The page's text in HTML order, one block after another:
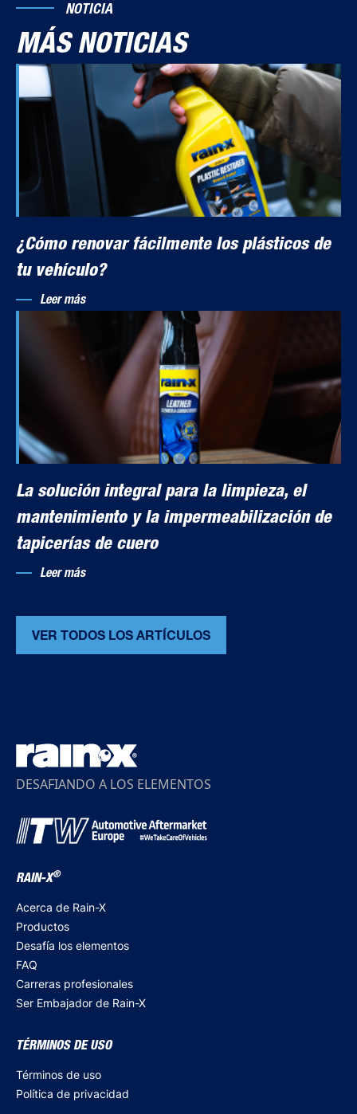
NOTICIA
MÁS NOTICIAS
¿Cómo renovar fácilmente los plásticos de
tu vehículo?
Leer más
La solución integral para la limpieza, el
mantenimiento y la impermeabilización de
tapicerías de cuero
Leer más
VER TODOS LOS ARTÍCULOS
DESAFIANDO A LOS ELEMENTOS
RAIN-X®
Acerca de Rain-X
Productos
Desafía los elementos
FAQ
Carreras profesionales
Ser Embajador de Rain-X
TÉRMINOS DE USO
Términos de uso
Política de privacidad